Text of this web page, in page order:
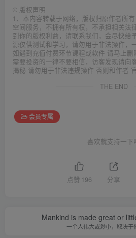
© 版权声明
1、本内容转载于网络，版权归原作者所
空间服务，不拥有所有权，不承担相关法
到你的版权利益，请联系我们，会尽快给
源仅供测试和学习，请勿用于非法操作，
如遇到充值付费环节课程或软件 请马上
需要投资的一律不要相信，访客发现请向
揭秘 请勿用于非法违规操作 否则和作者
THE END
会员专属
喜欢就支持一下
点赞 196 分享
Mankind is made great or
一个人伟大或渺小，取决于